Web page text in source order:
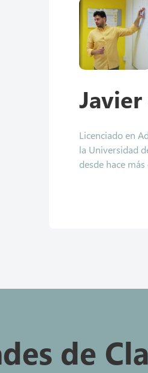
Licenciado en
la Universidad
desde hace
de